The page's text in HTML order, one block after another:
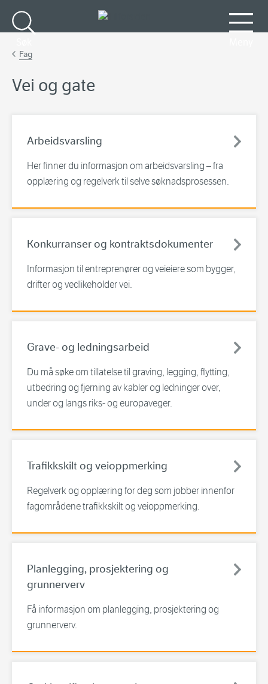
Fag
Vei og gate
Arbeidsvarsling
Her finner du informasjon om arbeidsvarsling – fra
opplæring og regelverk til selve søknadsprosessen.
Konkurranser og kontraktsdokumenter
Informasjon til entreprenører og veieiere som bygger,
drifter og vedlikeholder vei.
Grave- og ledningsarbeid
Du må søke om tillatelse til graving, legging, flytting,
utbedring og fjerning av kabler og ledninger over,
under og langs riks- og europaveger.
Trafikkskilt og veioppmerking
Regelverk og opplæring for deg som jobber innenfor
fagområdene trafikkskilt og veioppmerking.
Planlegging, prosjektering og
grunnerverv
Få informasjon om planlegging, prosjektering og
grunnerverv.